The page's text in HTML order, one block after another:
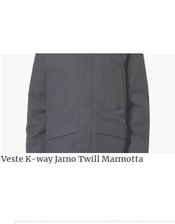
Veste K-way Jarno Twill Marmotta